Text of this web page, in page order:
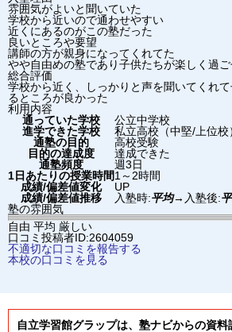
雰囲気がよいと聞いていた
学校から近いので通わせやすい
近くにあるのがこの塾だった
良いところや要望
講師の方が親身になってくれてた
やや自由めの塾であり子供たちが楽しく過ご
総合評価
学校から近く、しっかりと声を聞いてくれ
るところが良かった
利用内容
通っていた学校
公立中学校
進学できた学校
私立高校（中堅/上位校
通塾の目的
高校受験
目的の達成度
達成できた
通塾頻度
週3日
1日あたりの授業時間1～2時間
成績/偏差値変化
UP
成績/偏差値推移
入塾時:平均→ 入塾後:
塾の雰囲気
自由 平均 厳しい
口コミ投稿者ID:2604059
不適切な口コミを報告する
本校の口コミを見る
自立学習館グラップは、塾ナビからの資